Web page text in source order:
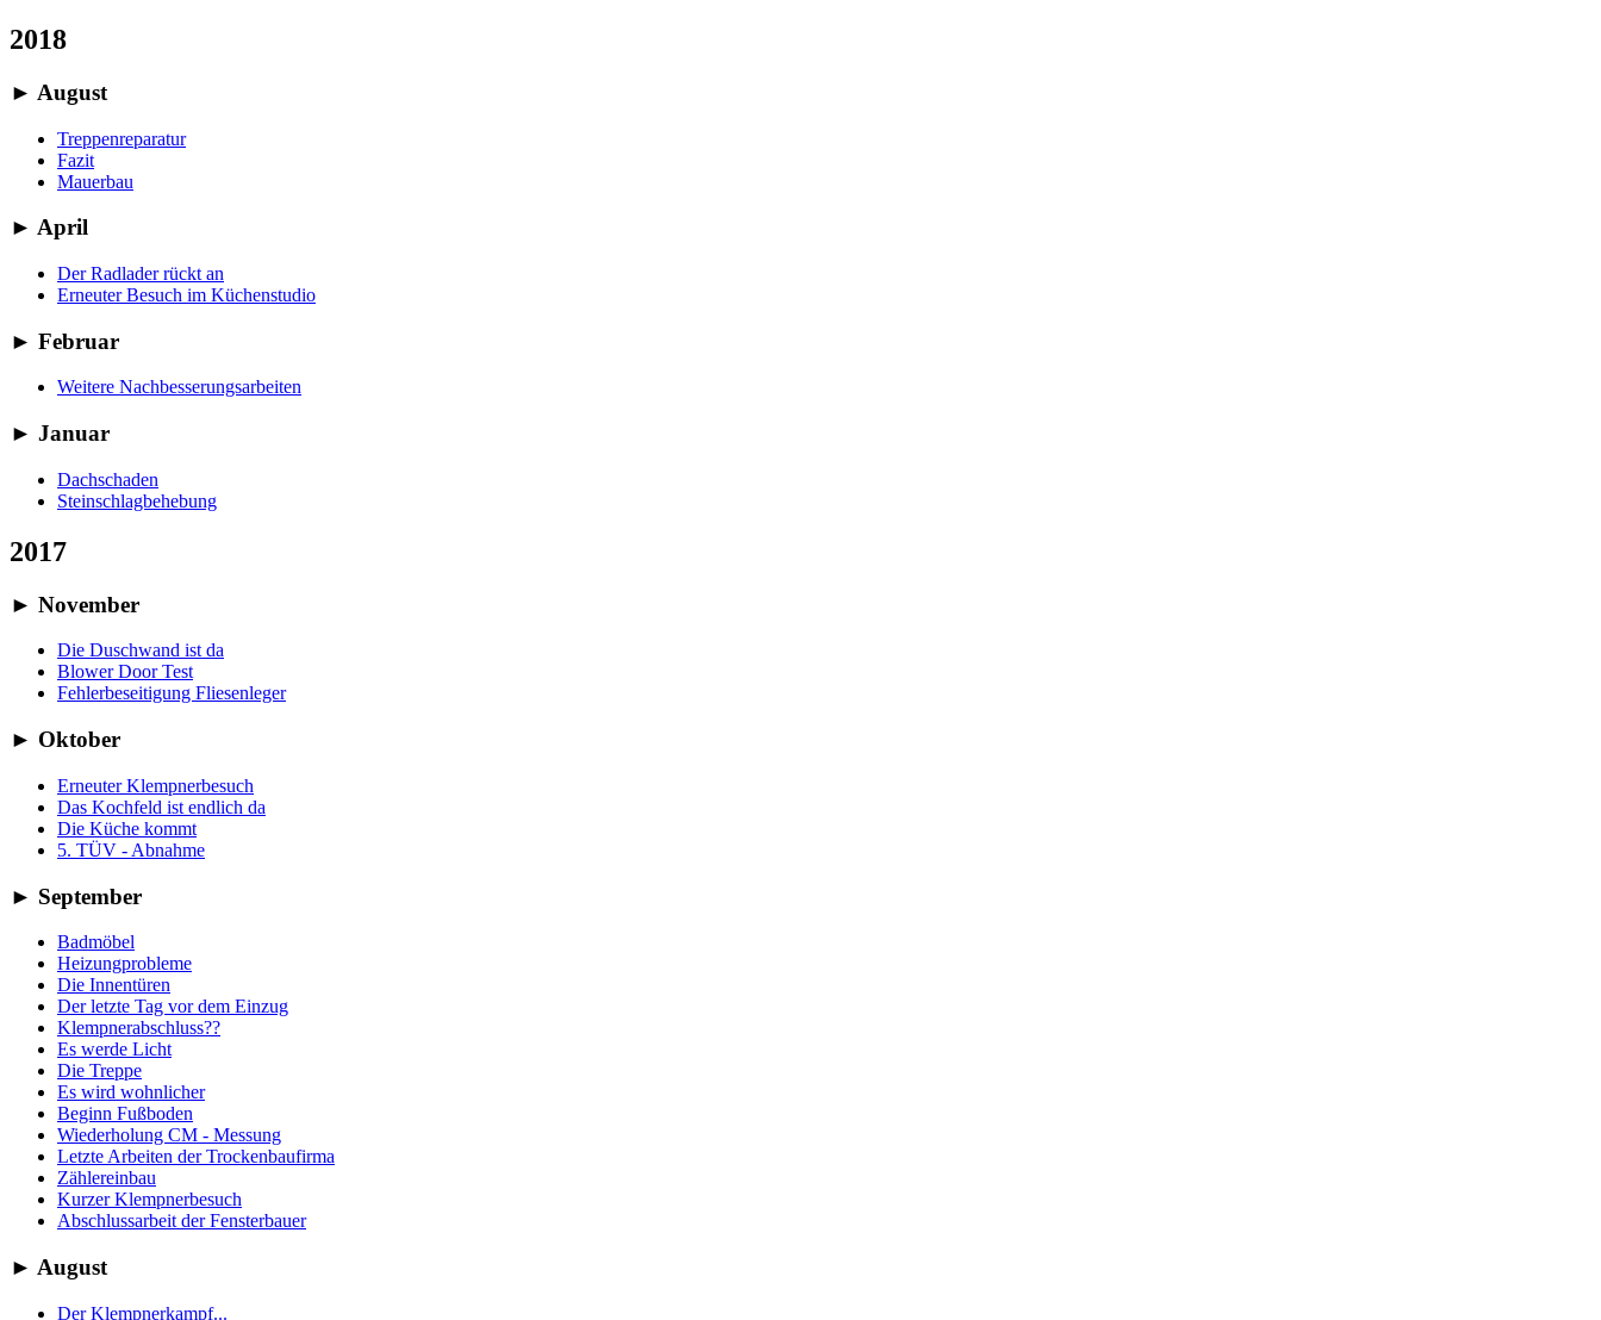
2018
► August
Treppenreparatur
Fazit
Mauerbau
► April
Der Radlader rückt an
Erneuter Besuch im Küchenstudio
► Februar
Weitere Nachbesserungsarbeiten
► Januar
Dachschaden
Steinschlagbehebung
2017
► November
Die Duschwand ist da
Blower Door Test
Fehlerbeseitigung Fliesenleger
► Oktober
Erneuter Klempnerbesuch
Das Kochfeld ist endlich da
Die Küche kommt
5. TÜV - Abnahme
► September
Badmöbel
Heizungprobleme
Die Innentüren
Der letzte Tag vor dem Einzug
Klempnerabschluss??
Es werde Licht
Die Treppe
Es wird wohnlicher
Beginn Fußboden
Wiederholung CM - Messung
Letzte Arbeiten der Trockenbaufirma
Zählereinbau
Kurzer Klempnerbesuch
Abschlussarbeit der Fensterbauer
► August
Der Klempnerkampf...